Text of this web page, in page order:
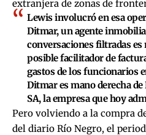
extranjera de zonas de
Lewis involucró en esa
Ditmar, un agente
conversaciones filtradas es
posible facilitador de
gastos de los funcionarios
Ditmar es mano derecha
SA, la empresa que hoy
Pero volviendo a la compra
del diario Río Negro, el